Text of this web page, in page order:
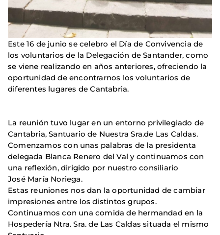
Este 16 de junio se celebro el Día de Convivencia de
los voluntarios de la Delegación de Santander, como
se viene realizando en años anteriores, ofreciendo la
oportunidad de encontrarnos los voluntarios de
diferentes lugares de Cantabria.
La reunión tuvo lugar en un entorno privilegiado de
Cantabria, Santuario de Nuestra Sra.de Las Caldas.
Comenzamos con unas palabras de la presidenta
delegada Blanca Renero del Val y continuamos con
una reflexión, dirigido por nuestro consiliario
José María Noriega.
Estas reuniones nos dan la oportunidad de cambiar
impresiones entre los distintos grupos.
Continuamos con una comida de hermandad en la
Hospedería Ntra. Sra. de Las Caldas situada el mismo